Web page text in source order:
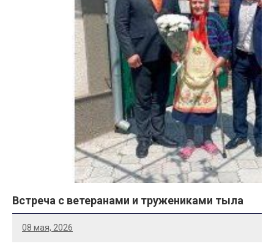
Встреча с ветеранами и тружениками тыла
08 мая, 2026